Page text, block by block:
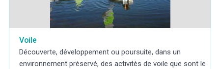
Voile
Découverte, développement ou poursuite, dans un
environnement préservé, des activités de voile que sont le